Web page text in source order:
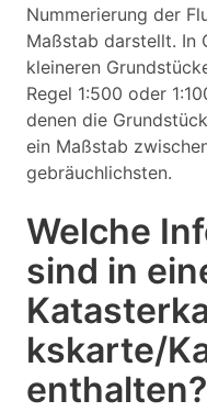
Nummerierung der
Maßstab darstellt. In
kleineren
Regel 1:500 oder
denen die
ein Maßstab
gebräuchlichsten.
Welche
sind in
kskarte/
enthalten?